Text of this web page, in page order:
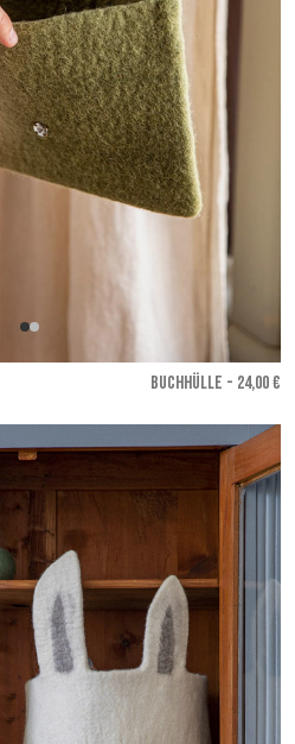
BUCHHÜLLE - 24,00 €